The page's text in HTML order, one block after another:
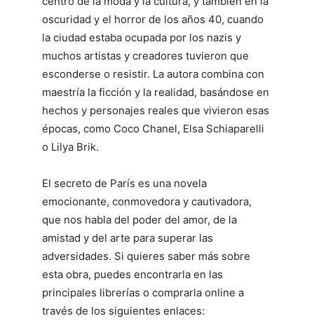
oscuridad y el horror de los años 40, cuando
la ciudad estaba ocupada por los nazis y
muchos artistas y creadores tuvieron que
esconderse o resistir. La autora combina con
maestría la ficción y la realidad, basándose en
hechos y personajes reales que vivieron esas
épocas, como Coco Chanel, Elsa Schiaparelli
o Lilya Brik.
El secreto de París es una novela
emocionante, conmovedora y cautivadora,
que nos habla del poder del amor, de la
amistad y del arte para superar las
adversidades. Si quieres saber más sobre
esta obra, puedes encontrarla en las
principales librerías o comprarla online a
través de los siguientes enlaces: